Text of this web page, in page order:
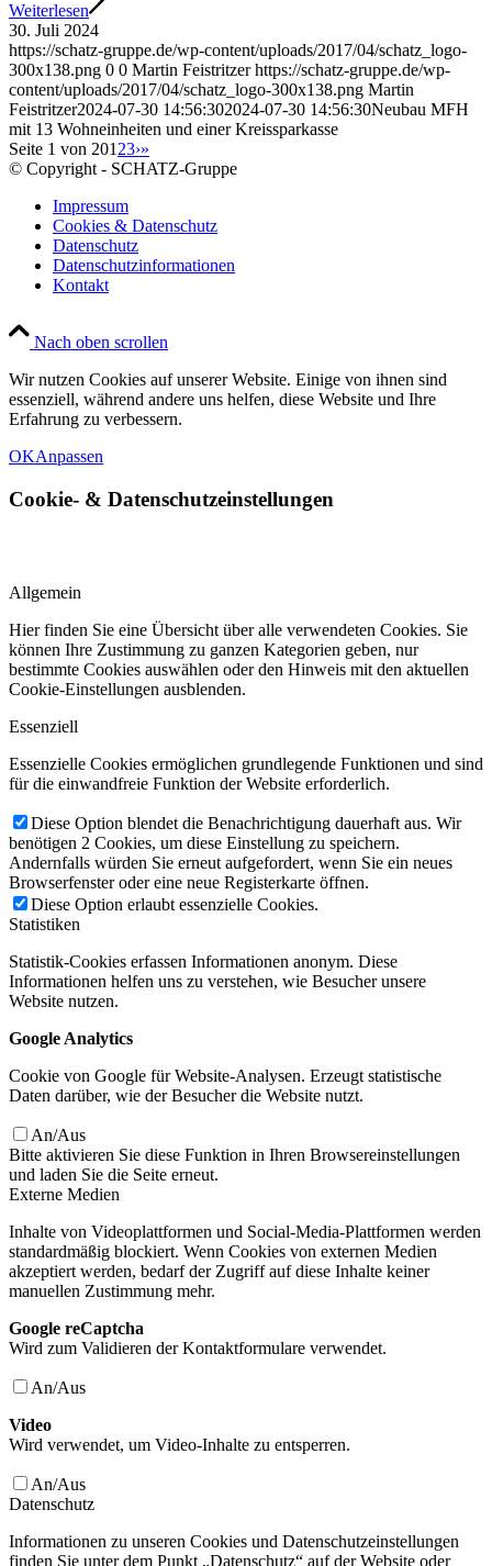
Weiterlesen
30. Juli 2024
https://schatz-gruppe.de/wp-content/uploads/2017/04/schatz_logo-
300x138.png 0 0 Martin Feistritzer https://schatz-gruppe.de/wp-
content/uploads/2017/04/schatz_logo-300x138.png Martin
Feistritzer2024-07-30 14:56:302024-07-30 14:56:30Neubau MFH
mit 13 Wohneinheiten und einer Kreissparkasse
Seite 1 von 201 23›»
© Copyright - SCHATZ-Gruppe
Impressum
Cookies & Datenschutz
Datenschutz
Datenschutzinformationen
Kontakt
Nach oben scrollen
Wir nutzen Cookies auf unserer Website. Einige von ihnen sind
essenziell, während andere uns helfen, diese Website und Ihre
Erfahrung zu verbessern.
OKAnpassen
Cookie- & Datenschutzeinstellungen
Allgemein
Hier finden Sie eine Übersicht über alle verwendeten Cookies. Sie
können Ihre Zustimmung zu ganzen Kategorien geben, nur
bestimmte Cookies auswählen oder den Hinweis mit den aktuellen
Cookie-Einstellungen ausblenden.
Essenziell
Essenzielle Cookies ermöglichen grundlegende Funktionen und sind
für die einwandfreie Funktion der Website erforderlich.
Diese Option blendet die Benachrichtigung dauerhaft aus. Wir
benötigen 2 Cookies, um diese Einstellung zu speichern.
Andernfalls würden Sie erneut aufgefordert, wenn Sie ein neues
Browserfenster oder eine neue Registerkarte öffnen.
Diese Option erlaubt essenzielle Cookies.
Statistiken
Statistik-Cookies erfassen Informationen anonym. Diese
Informationen helfen uns zu verstehen, wie Besucher unsere
Website nutzen.
Google Analytics
Cookie von Google für Website-Analysen. Erzeugt statistische
Daten darüber, wie der Besucher die Website nutzt.
An/Aus
Bitte aktivieren Sie diese Funktion in Ihren Browsereinstellungen
und laden Sie die Seite erneut.
Externe Medien
Inhalte von Videoplattformen und Social-Media-Plattformen werden
standardmäßig blockiert. Wenn Cookies von externen Medien
akzeptiert werden, bedarf der Zugriff auf diese Inhalte keiner
manuellen Zustimmung mehr.
Google reCaptcha
Wird zum Validieren der Kontaktformulare verwendet.
An/Aus
Video
Wird verwendet, um Video-Inhalte zu entsperren.
An/Aus
Datenschutz
Informationen zu unseren Cookies und Datenschutzeinstellungen
finden Sie unter dem Punkt „Datenschutz“ auf der Website oder